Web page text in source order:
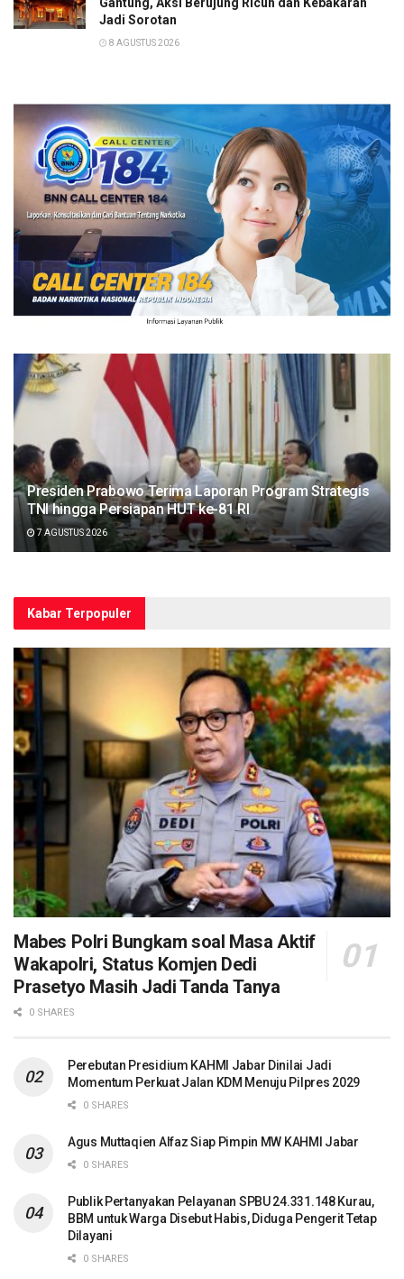
Jadi Sorotan
8 AGUSTUS 2026
Presiden Prabowo Terima Laporan Program Strategis
TNI hingga Persiapan HUT ke-81 RI
7 AGUSTUS 2026
Kabar Terpopuler
Mabes Polri Bungkam soal Masa Aktif
Wakapolri, Status Komjen Dedi
Prasetyo Masih Jadi Tanda Tanya
0 SHARES
Perebutan Presidium KAHMI Jabar Dinilai Jadi
Momentum Perkuat Jalan KDM Menuju Pilpres 2029
0 SHARES
Agus Muttaqien Alfaz Siap Pimpin MW KAHMI Jabar
0 SHARES
Publik Pertanyakan Pelayanan SPBU 24.331.148 Kurau,
BBM untuk Warga Disebut Habis, Diduga Pengerit Tetap
Dilayani
0 SHARES